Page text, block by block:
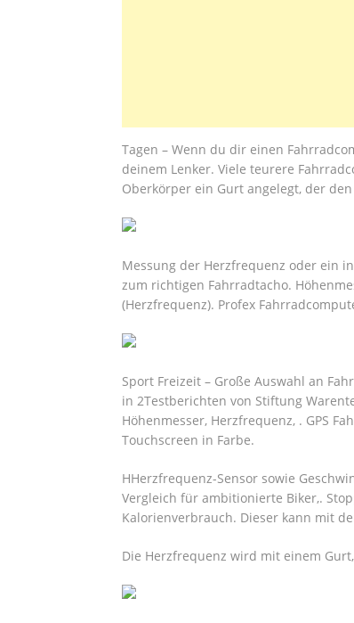
Tagen – Wenn du dir einen
deinem Lenker. Viele teurere
Oberkörper ein Gurt angelegt, der
Messung der Herzfrequenz oder ein
zum richtigen Fahrradtacho.
(Herzfrequenz). Profex
Sport Freizeit – Große Auswahl an
in 2Testberichten von Stiftung
Höhenmesser, Herzfrequenz, . GPS
Touchscreen in Farbe.
HHerzfrequenz-Sensor sowie
Vergleich für ambitionierte Biker,.
Kalorienverbrauch. Dieser kann mit
Die Herzfrequenz wird mit einem